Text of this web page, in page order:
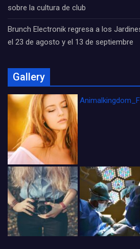
sobre la cultura de club
Brunch Electronik regresa a los
el 23 de agosto y el 13 de septiembre
Gallery